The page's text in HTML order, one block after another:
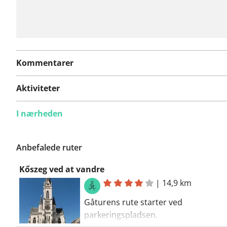
Kommentarer
Aktiviteter
I nærheden
Anbefalede ruter
Kőszeg ved at vandre
| 14,9 km
Gåturens rute starter ved
parkeringspladsen.